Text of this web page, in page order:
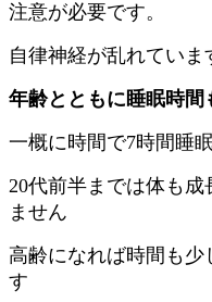
注意が必要です。
自律神経が乱れていま
年齢とともに睡眠時間
一概に時間で7時間睡
20代前半までは体も
ません
高齢になれば時間も少
す